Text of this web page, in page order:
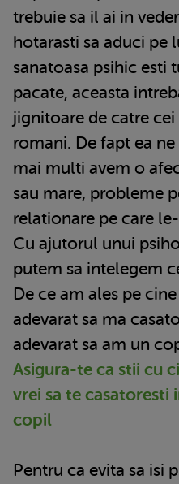
trebuie sa il ai in
hotarasti sa aduci pe
sanatoasa psihic esti
pacate, aceasta
jignitoare de catre
romani. De fapt ea
mai multi avem o
sau mare, probleme
relationare pe care
Cu ajutorul unui
putem sa intelegem
De ce am ales pe
adevarat sa ma
adevarat sa am un
Asigura-te ca stii cu
vrei sa te casatoresti
copil
Pentru ca evita sa isi